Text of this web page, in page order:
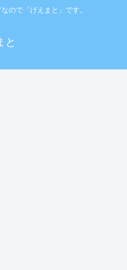
ので「げえまと」です。
と